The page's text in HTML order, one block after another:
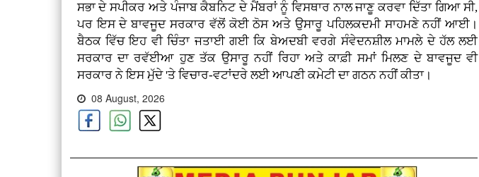
ਸਭਾ ਦੇ ਸਪੀਕਰ ਅਤੇ ਪੰਜਾਬ ਕੈਬਨਿਟ ਦੇ ਮੈਂਬਰਾਂ ਨੂੰ ਵਿਸਥਾਰ ਨਾਲ ਜਾਣੂ ਕਰਵਾ ਦਿੱਤਾ ਗਿਆ ਸੀ,
ਪਰ ਇਸ ਦੇ ਬਾਵਜੂਦ ਸਰਕਾਰ ਵੱਲੋਂ ਕੋਈ ਠੋਸ ਅਤੇ ਉਸਾਰੂ ਪਹਿਲਕਦਮੀ ਸਾਹਮਣੇ ਨਹੀਂ ਆਈ।
ਬੈਠਕ ਵਿੱਚ ਇਹ ਵੀ ਚਿੰਤਾ ਜਤਾਈ ਗਈ ਕਿ ਬੇਅਦਬੀ ਵਰਗੇ ਸੰਵੇਦਨਸ਼ੀਲ ਮਾਮਲੇ ਦੇ ਹੱਲ ਲਈ
ਸਰਕਾਰ ਦਾ ਰਵੱਈਆ ਹੁਣ ਤੱਕ ਉਸਾਰੂ ਨਹੀਂ ਰਿਹਾ ਅਤੇ ਕਾਫ਼ੀ ਸਮਾਂ ਮਿਲਣ ਦੇ ਬਾਵਜੂਦ ਵੀ
ਸਰਕਾਰ ਨੇ ਇਸ ਮੁੱਦੇ 'ਤੇ ਵਿਚਾਰ-ਵਟਾਂਦਰੇ ਲਈ ਆਪਣੀ ਕਮੇਟੀ ਦਾ ਗਠਨ ਨਹੀਂ ਕੀਤਾ।
08 August, 2026